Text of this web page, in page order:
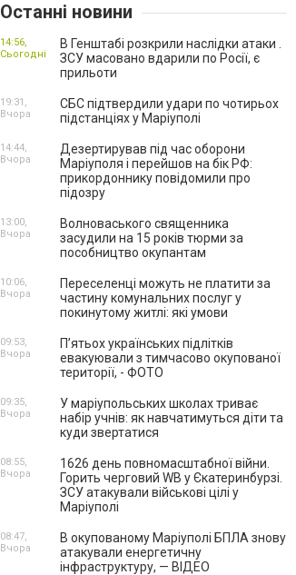
Останні новини
В Генштабі розкрили наслідки атаки .
ЗСУ масовано вдарили по Росії, є
прильоти
14:56,
Сьогодні
СБС підтвердили удари по чотирьох
підстанціях у Маріуполі
19:31,
Вчора
Дезертирував під час оборони
Маріуполя і перейшов на бік РФ:
прикордоннику повідомили про
підозру
14:44,
Вчора
Волноваського священника
засудили на 15 років тюрми за
пособництво окупантам
13:00,
Вчора
Переселенці можуть не платити за
частину комунальних послуг у
покинутому житлі: які умови
10:06,
Вчора
П’ятьох українських підлітків
евакуювали з тимчасово окупованої
території, - ФОТО
09:53,
Вчора
У маріупольських школах триває
набір учнів: як навчатимуться діти та
куди звертатися
09:35,
Вчора
1626 день повномасштабної війни.
Горить черговий WB у Єкатеринбурзі.
ЗСУ атакували військові цілі у
Маріуполі
08:55,
Вчора
В окупованому Маріуполі БПЛА знову
атакували енергетичну
інфраструктуру, — ВІДЕО
08:47,
Вчора